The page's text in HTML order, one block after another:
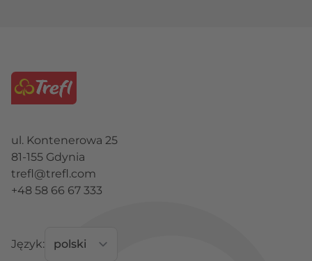
ul. Kontenerowa 25
81-155 Gdynia
trefl@trefl.com
+48 58 66 67 333
Język: